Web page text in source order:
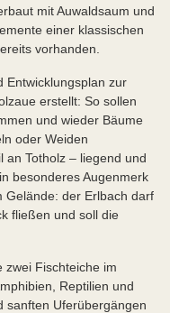
mit Auwaldsaum und
einer klassischen
vorhanden.
Entwicklungsplan zur
erstellt: So sollen
und wieder Bäume
oder Weiden
an Totholz – liegend und
besonderes Augenmerk
Gelände: der Erlbach darf
fließen und soll die
zwei Fischteiche im
Reptilien und
sanften Uferübergängen